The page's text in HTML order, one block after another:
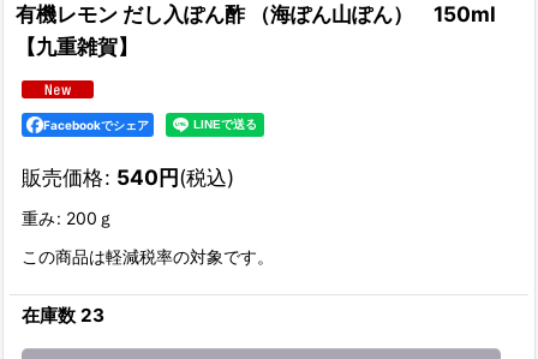
有機レモン だし入ぽん酢 （海ぽん山ぽん） 150ml
【九重雑賀】
Facebookでシェア
販売価格: 540円(税込)
重み: 200ｇ
この商品は軽減税率の対象です。
在庫数 23